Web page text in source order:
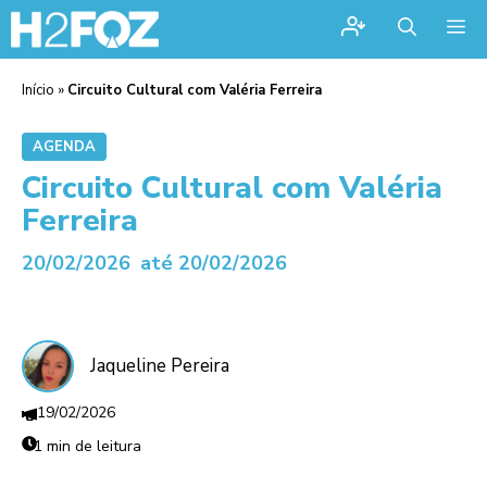
Início » Circuito Cultural com Valéria Ferreira
AGENDA
Circuito Cultural com Valéria
Ferreira
20/02/2026 até 20/02/2026
Jaqueline Pereira
19/02/2026
1 min de leitura